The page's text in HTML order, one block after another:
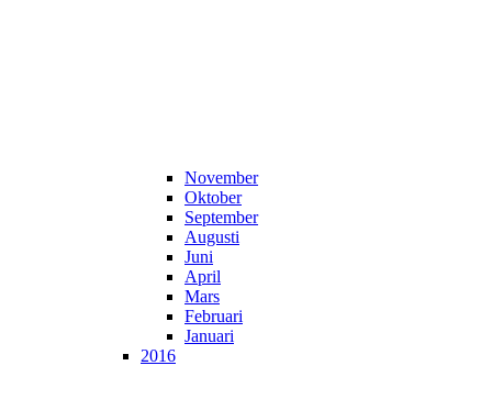
November
Oktober
September
Augusti
Juni
April
Mars
Februari
Januari
2016